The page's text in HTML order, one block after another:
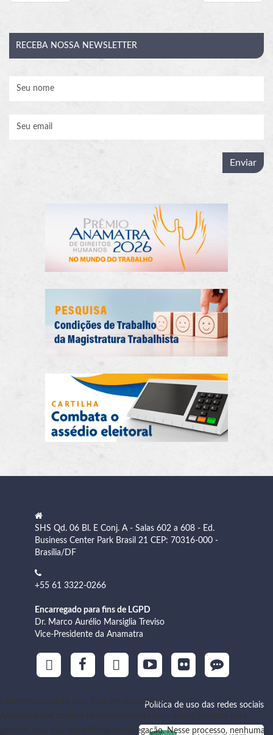
RECEBA NOSSA NEWSLETTER
SHS Qd. 06 Bl. E Conj. A - Salas 602 a 608 - Ed.
Business Center Park Brasil 21 CEP: 70316-000 -
Brasília/DF
+55 61 3322-0266
Encarregado para fins de LGPD
Dr. Marco Aurélio Marsiglia Treviso
Vice-Presidente da Anamatra
Política de uso das redes sociais
Utilizamos cookies para funções específicas
Armazenamos cookies temporariamente com dados técnicos para
garantir uma boa experiência de navegação. Nesse processo, nenhuma